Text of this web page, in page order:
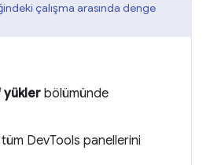
çalışma arasında denge
yükler bölümünde
DevTools panellerini